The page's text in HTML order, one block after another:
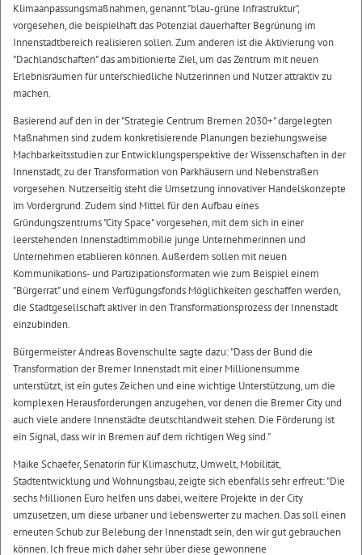
Klimaanpassungsmaßnahmen, genannt "blau-grüne Infrastruktur",
vorgesehen, die beispielhaft das Potenzial dauerhafter Begrünung im
Innenstadtbereich realisieren sollen. Zum anderen ist die Aktivierung von
"Dachlandschaften" das ambitionierte Ziel, um das Zentrum mit neuen
Erlebnisräumen für unterschiedliche Nutzerinnen und Nutzer attraktiv zu
machen.
Basierend auf den in der "Strategie Centrum Bremen 2030+" dargelegten
Maßnahmen sind zudem konkretisierende Planungen beziehungsweise
Machbarkeitsstudien zur Entwicklungsperspektive der Wissenschaften in der
Innenstadt, zu der Transformation von Parkhäusern und Nebenstraßen
vorgesehen. Nutzerseitig steht die Umsetzung innovativer Handelskonzepte
im Vordergrund. Zudem sind Mittel für den Aufbau eines
Gründungszentrums "City Space" vorgesehen, mit dem sich in einer
leerstehenden Innenstadtimmobilie junge Unternehmerinnen und
Unternehmen etablieren können. Außerdem sollen mit neuen
Kommunikations- und Partizipationsformaten wie zum Beispiel einem
"Bürgerrat" und einem Verfügungsfonds Möglichkeiten geschaffen werden,
die Stadtgesellschaft aktiver in den Transformationsprozess der Innenstadt
einzubinden.
Bürgermeister Andreas Bovenschulte sagte dazu: "Dass der Bund die
Transformation der Bremer Innenstadt mit einer Millionensumme
unterstützt, ist ein gutes Zeichen und eine wichtige Unterstützung, um die
komplexen Herausforderungen anzugehen, vor denen die Bremer City und
auch viele andere Innenstädte deutschlandweit stehen. Die Förderung ist
ein Signal, dass wir in Bremen auf dem richtigen Weg sind."
Maike Schaefer, Senatorin für Klimaschutz, Umwelt, Mobilität,
Stadtentwicklung und Wohnungsbau, zeigte sich ebenfalls sehr erfreut: "Die
sechs Millionen Euro helfen uns dabei, weitere Projekte in der City
umzusetzen, um diese urbaner und lebenswerter zu machen. Das soll einen
erneuten Schub zur Belebung der Innenstadt sein, den wir gut gebrauchen
können. Ich freue mich daher sehr über diese gewonnene